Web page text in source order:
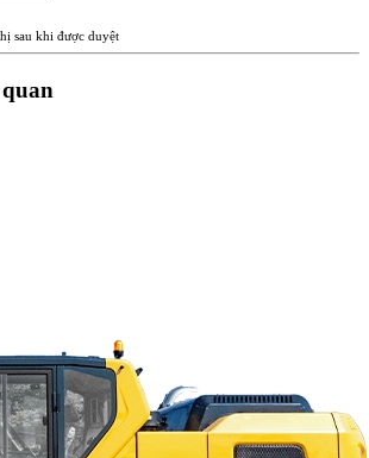
sau khi được duyệt